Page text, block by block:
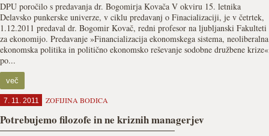
DPU poročilo s predavanja dr. Bogomirja Kovača V okviru 15. letnika
Delavsko punkerske univerze, v ciklu predavanj o Finacializaciji, je v četrtek,
1.12.2011 predaval dr. Bogomir Kovač, redni profesor na ljubljanski Fakulteti
za ekonomijo. Predavanje »Financializacija ekonomskega sistema, neoliberalna
ekonomska politika in politično ekonomsko reševanje sodobne družbene krize«
po...
več
7. 11. 2011 ZOFIJINA BODICA
Potrebujemo filozofe in ne kriznih managerjev